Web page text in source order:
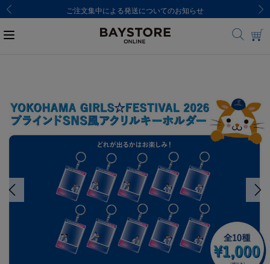
ご注文集中による発送についてのお知らせ